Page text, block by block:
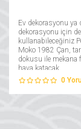
Ev dekorasyonu ya
dekorasyonu için
kullanabileceğiniz
Moko 1982 Çan,
dokusu ile mekana
hava katacak....
0